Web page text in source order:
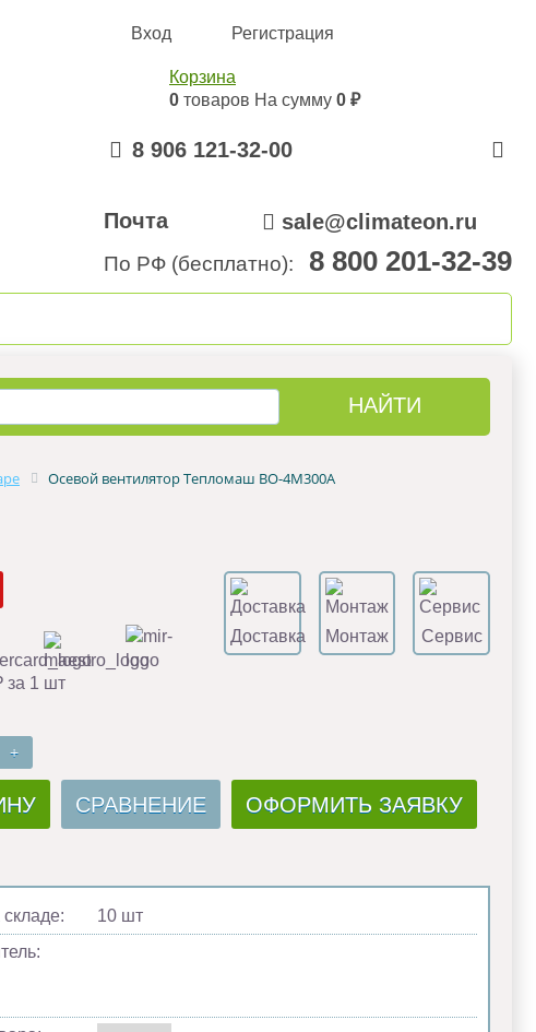
Вход Регистрация
Корзина
0 товаров На сумму 0 ₽
8 906 121-32-00
Почта sale@climateon.ru
По РФ (бесплатно): 8 800 201-32-39
Осевой вентилятор Тепломаш ВО-4М300A
Доставка Монтаж Сервис
за 1 шт
+
СРАВНЕНИЕ ОФОРМИТЬ ЗАЯВКУ
10 шт